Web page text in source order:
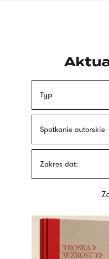
Typ
Spotkanie autorskie
Zakres dat: